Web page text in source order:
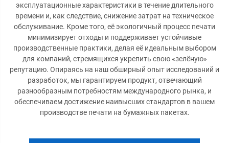
эксплуатационные характеристики в течение длительного
времени и, как следствие, снижение затрат на техническое
обслуживание. Кроме того, её экологичный процесс печати
минимизирует отходы и поддерживает устойчивые
производственные практики, делая её идеальным выбором
для компаний, стремящихся укрепить свою «зелёную»
репутацию. Опираясь на наш обширный опыт исследований и
разработок, мы гарантируем продукт, отвечающий
разнообразным потребностям международного рынка, и
обеспечиваем достижение наивысших стандартов в вашем
производстве печати на бумажных пакетах.